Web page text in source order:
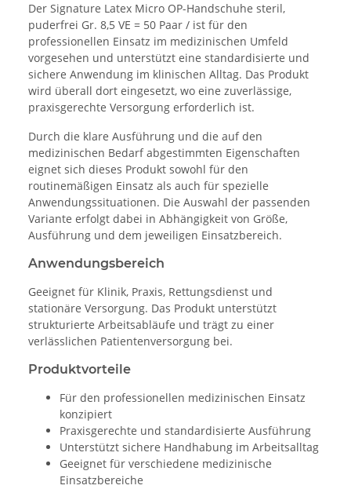
Der Signature Latex Micro OP-Handschuhe steril,
puderfrei Gr. 8,5 VE = 50 Paar / ist für den
professionellen Einsatz im medizinischen Umfeld
vorgesehen und unterstützt eine standardisierte und
sichere Anwendung im klinischen Alltag. Das Produkt
wird überall dort eingesetzt, wo eine zuverlässige,
praxisgerechte Versorgung erforderlich ist.
Durch die klare Ausführung und die auf den
medizinischen Bedarf abgestimmten Eigenschaften
eignet sich dieses Produkt sowohl für den
routinemäßigen Einsatz als auch für spezielle
Anwendungssituationen. Die Auswahl der passenden
Variante erfolgt dabei in Abhängigkeit von Größe,
Ausführung und dem jeweiligen Einsatzbereich.
Anwendungsbereich
Geeignet für Klinik, Praxis, Rettungsdienst und
stationäre Versorgung. Das Produkt unterstützt
strukturierte Arbeitsabläufe und trägt zu einer
verlässlichen Patientenversorgung bei.
Produktvorteile
Für den professionellen medizinischen Einsatz
konzipiert
Praxisgerechte und standardisierte Ausführung
Unterstützt sichere Handhabung im Arbeitsalltag
Geeignet für verschiedene medizinische
Einsatzbereiche